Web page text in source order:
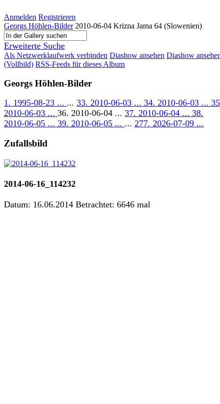
Anmelden Registrieren
Georgs Höhlen-Bilder 2010-06-04 Krizna Jama 64 (Slowenien)
Erweiterte Suche
Als Netzwerklaufwerk verbinden Diashow ansehen Diashow
(Vollbild) RSS-Feeds für dieses Album
Georgs Höhlen-Bilder
1. 1995-08-23 ... ... 33. 2010-06-03 ... 34. 2010-06-03 ...
2010-06-03 ... 36. 2010-06-04 ... 37. 2010-06-04 ... 38.
2010-06-05 ... 39. 2010-06-05 ... ... 277. 2026-07-09 ...
Zufallsbild
2014-06-16_114232
Datum: 16.06.2014 Betrachtet: 6646 mal